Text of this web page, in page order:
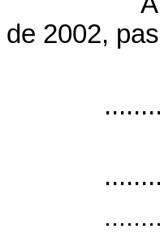
de 2002,